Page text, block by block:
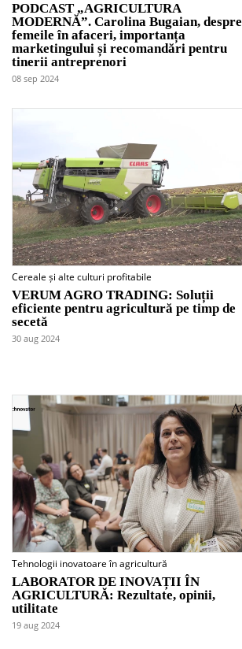
PODCAST „AGRICULTURA
MODERNĂ”. Carolina Bugaian, despre
femeile în afaceri, importanța
marketingului și recomandări pentru
tinerii antreprenori
08 sep 2024
Cereale și alte culturi profitabile
VERUM AGRO TRADING: Soluții
eficiente pentru agricultură pe timp de
secetă
30 aug 2024
Tehnologii inovatoare în agricultură
LABORATOR DE INOVAȚII ÎN
AGRICULTURĂ: Rezultate, opinii,
utilitate
19 aug 2024